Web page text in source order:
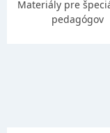
Materiály pre
pedagógov